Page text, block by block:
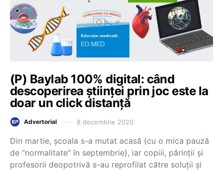
(P) Baylab 100% digital: când
descoperirea științei prin joc este la
doar un click distanță
Advertorial 8 decembrie 2020
Din martie, școala s-a mutat acasă (cu o mica pauză
de “normalitate” în septembrie), iar copiii, părinții și
profesorii deopotrivă s-au reprofilat către soluții și